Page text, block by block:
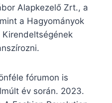
Alapkezelő Zrt., a
a Hagyományok
fórumon is
év során. 2023.